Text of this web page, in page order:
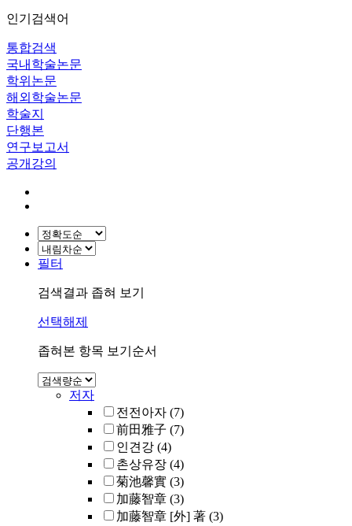
인기검색어
통합검색
국내학술논문
학위논문
해외학술논문
학술지
단행본
연구보고서
공개강의
필터
검색결과 좁혀 보기
선택해제
좁혀본 항목 보기순서
저자
전전아자 (7)
前田雅子 (7)
인견강 (4)
촌상유장 (4)
菊池馨實 (3)
加藤智章 (3)
加藤智章 [外] 著 (3)